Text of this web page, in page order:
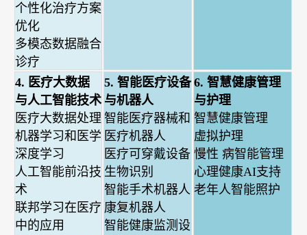
个性化治疗方案
优化
多模态数据融合
诊疗
4. 医疗大数据
与人工智能技术
医疗大数据处理
机器学习和医学
深度学习
人工智能前沿技
术
联邦学习在医疗
中的应用
5. 智能医疗设备
与机器人
智能医疗器械和
医疗机器人
医疗可穿戴设备
生物识别
智能手术机器人
康复机器人
智能健康监测设
6. 智慧健康管理
与护理
智慧健康管理
虚拟护理
慢性 病智能管理
心理健康AI支持
老年人智能照护